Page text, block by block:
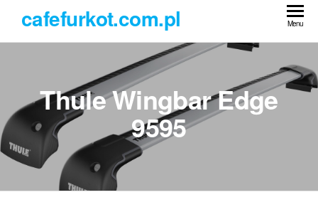
treści
cafefurkot.com.pl Menu
Thule Wingbar Edge
9595